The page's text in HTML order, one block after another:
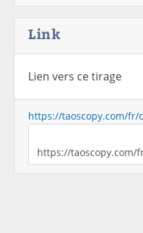
Link
Lien vers ce tirage
https://taoscopy.com/fr/